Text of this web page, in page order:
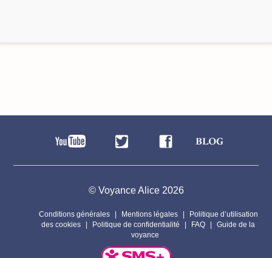
© Voyance Alice 2026
Conditions générales Mentions légales
Politique d’utilisation
des cookies
Politique de confidentialité FAQ
Guide de la
voyance